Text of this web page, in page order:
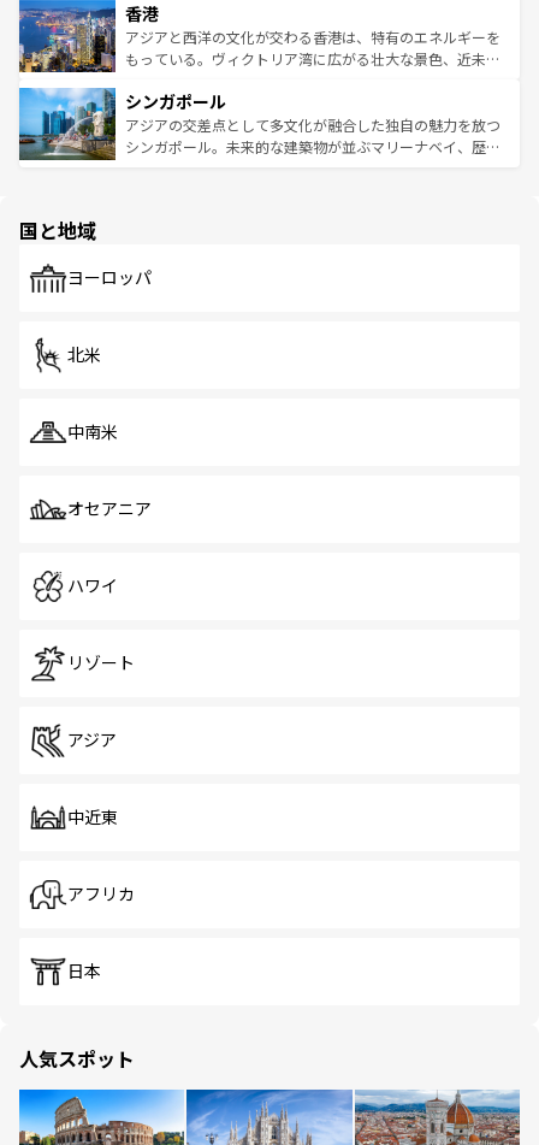
とつ。フォーやバインミー、ベトナムコーヒーなどは、ぜ
ひ現地で味わいたい。どの地域を訪れてもあたたかい人々
が旅行者を迎えてくれるので、きっと忘れられない旅にな
参照してほしい。
の活気が交差している。北部ではチェンマイなどの山岳地
帯で自然と触れ合い、南部ではプーケットやクラビの美し
いビーチでリゾート気分を楽しむことができる。タイ料理
激する。気候は一年中温暖で、どの季節にも異なる楽しみ
が待っている。親しみやすいタイの人々、仏教を中心とし
た文化、そして多様な観光資源が、訪れる旅人を魅了し続
香港
アジアと西洋の文化が交わる香港は、特有のエネルギーを
もっている。ヴィクトリア湾に広がる壮大な景色、近未来
み、どこを訪れても感動するはず。観光スポットが密集し
ており、効率よく見どころを回れるのも魅力。息をのむよ
うな絶景から文化的な体験まで、香港を存分に楽しみ尽く
シンガポール
アジアの交差点として多文化が融合した独自の魅力を放つ
シンガポール。未来的な建築物が並ぶマリーナベイ、歴史
で、ホーカーズは地元の風情を楽しめる外せないスポット
国と地域
ヨーロッパ
北米
中南米
オセアニア
ハワイ
リゾート
アジア
中近東
アフリカ
日本
人気スポット